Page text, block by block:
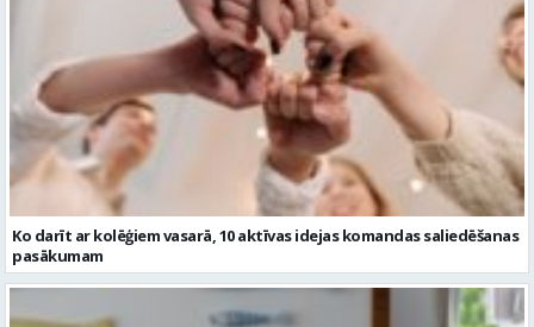
Ko darīt ar kolēģiem vasarā, 10 aktīvas idejas komandas saliedēšanas
pasākumam